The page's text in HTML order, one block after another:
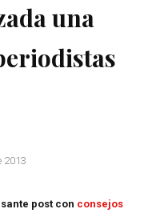
una
2013
post con consejos